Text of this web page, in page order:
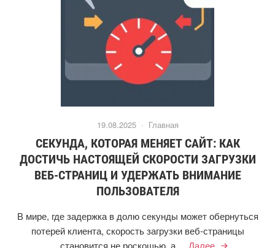
19.08.2025 · Главная
СЕКУНДА, КОТОРАЯ МЕНЯЕТ САЙТ: КАК
ДОСТИЧЬ НАСТОЯЩЕЙ СКОРОСТИ ЗАГРУЗКИ
ВЕБ-СТРАНИЦ И УДЕРЖАТЬ ВНИМАНИЕ
ПОЛЬЗОВАТЕЛЯ
В мире, где задержка в долю секунды может обернуться
потерей клиента, скорость загрузки веб-страницы
становится не роскошью, а... Далее